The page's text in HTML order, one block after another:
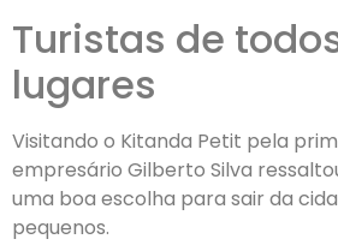
Turistas de
lugares
Visitando o Kitanda Petit pela
empresário Gilberto Silva
uma boa escolha para sair da
pequenos.